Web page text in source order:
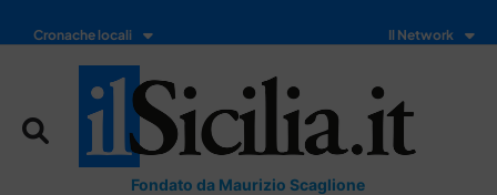
Cronache locali Il Network
Fondato da Maurizio Scaglione